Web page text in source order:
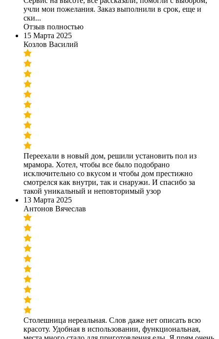
учли мои пожелания. Заказ выполнили в срок, еще и
ски...
Отзыв полностью
15 Марта 2025
Козлов Василий
Переехали в новый дом, решили установить пол из
мрамора. Хотел, чтобы все было подобрано
исключительно со вкусом и чтобы дом престижно
смотрелся как внутри, так и снаружи. И спасибо за
такой уникальный и неповторимый узор
13 Марта 2025
Антонов Вячеслав
Столешница нереальная. Слов даже нет описать всю
красоту. Удобная в использовании, функциональная,